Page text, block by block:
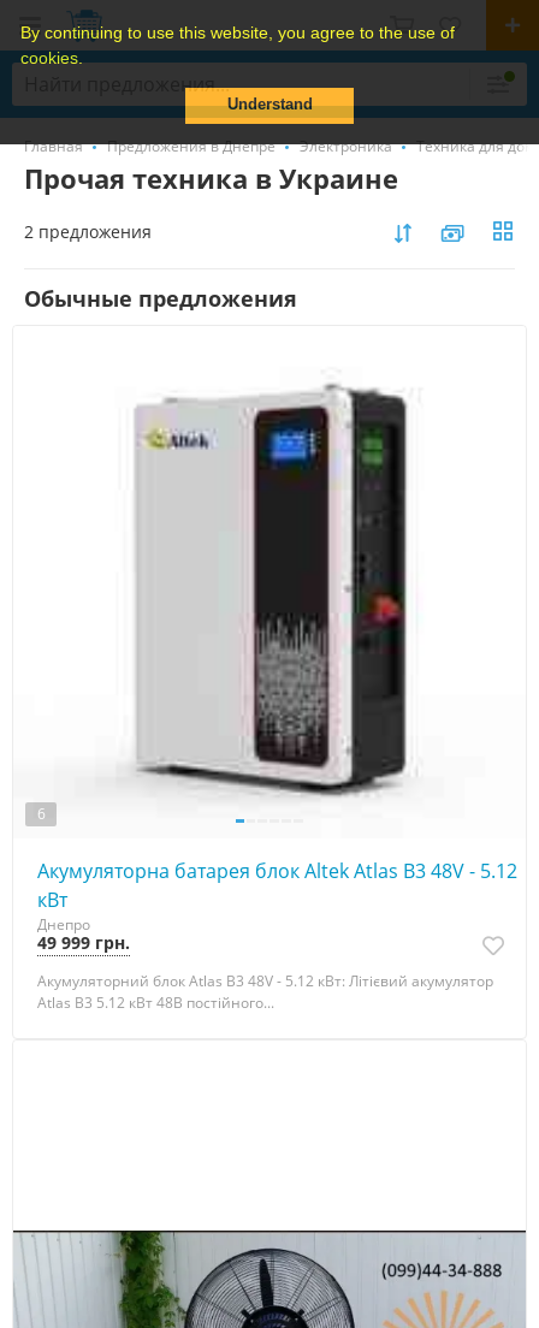
By continuing to use this website, you agree to the use of
cookies.
Understand
Главная Предложения в Днепре Электроника Техника для
Прочая техника в Украине
2 предложения
Обычные предложения
6
Акумуляторна батарея блок Altek Atlas В3 48V - 5.12
кBт
Днепро
49 999 грн.
Акумуляторний блок Atlas В3 48V - 5.12 кBт: Літієвий акумулятор
Atlas В3 5.12 кBт 48В постійного...